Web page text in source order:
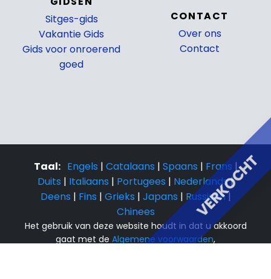
VERKOCHT
Sitges-gids
Vakantie Gids
Gids voor onroerend
goed
CONTACT
Over ons
Contact
Taal: Engels | Catalaans | Spaans | Frans |
Duits | Italiaans | Portugees | Nederlands|
Deens | Fins | Grieks | Japans | Russisch|
Chinees
Het gebruik van deze website houdt in dat u akkoord
gaat met de Algemene voorwaarden,